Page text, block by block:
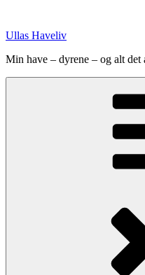
indhold
Ullas Haveliv
Min have – dyrene – og alt det